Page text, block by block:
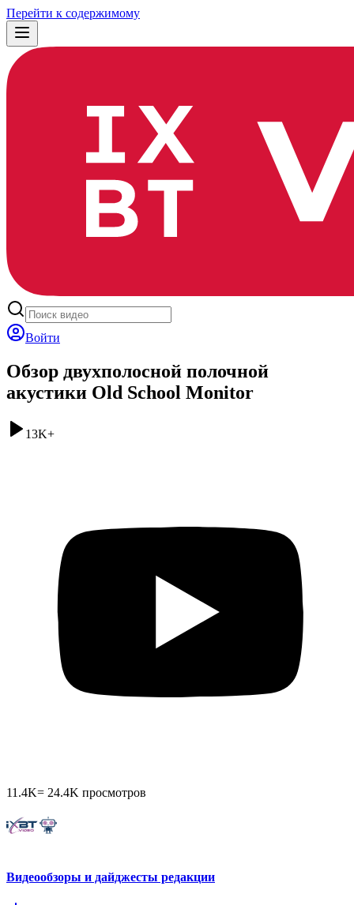
Перейти к содержимому
Войти
Обзор двухполосной полочной
акустики Old School Monitor
13K+
11.4K= 24.4K просмотров
Видеообзоры и дайджесты редакции